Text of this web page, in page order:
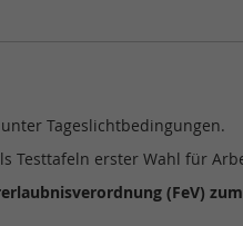
Tageslichtbedingungen.
Testtafeln erster Wahl für
(FeV) zum